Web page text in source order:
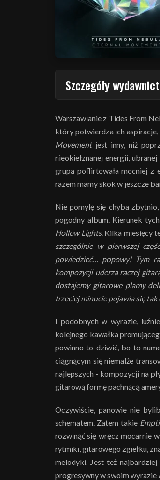
Szczegóły
Warszawianie z Tides From
który potwierdza ich
Movementjest inny, niż
nieokiełznanej energii,
grupa poflirtowała mocniej z
razem mamy skok w jeszcze
Nie pomylę się chyba
pogodny album. Kierunek
Hollow Lights. Kilka miesięcy
szczególnie w pierwszej
powiedzieć… popowy! Tym
kompozycji uderza raczej
dostajemy gitarowe plamy
trzeciej minucie pojawia się
I podobnych w wyrazie,
kolejnego kawałka
powinno to dziwić, bo to
ciągnącym się niemalże
najlepszych - kompozycji na
gitarową formę pachnącą
Oczywiście, panowie nie
schematem. Zatem takie
rozwinąć się wręcz mocarnie
rytmiki, gitarowego zgiełku,
melodyki. Jest też
progresywny w swoim wyrazie